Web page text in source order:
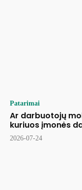
Patarimai
Ar darbuotojų
kuriuos įmonės
2026-07-24